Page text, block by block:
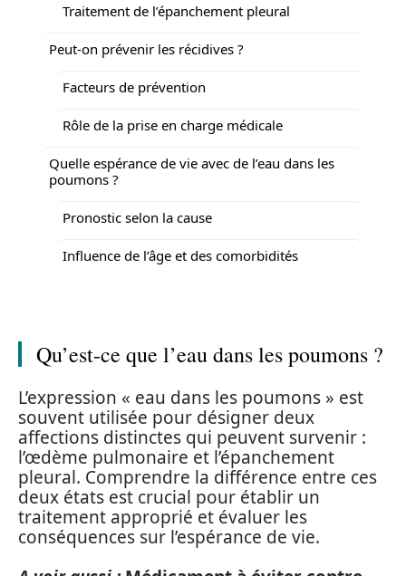
Traitement de l’épanchement pleural
Peut-on prévenir les récidives ?
Facteurs de prévention
Rôle de la prise en charge médicale
Quelle espérance de vie avec de l’eau dans les
poumons ?
Pronostic selon la cause
Influence de l’âge et des comorbidités
Qu’est-ce que l’eau dans les poumons ?
L’expression « eau dans les poumons » est
souvent utilisée pour désigner deux
affections distinctes qui peuvent survenir :
l’œdème pulmonaire et l’épanchement
pleural. Comprendre la différence entre ces
deux états est crucial pour établir un
traitement approprié et évaluer les
conséquences sur l’espérance de vie.